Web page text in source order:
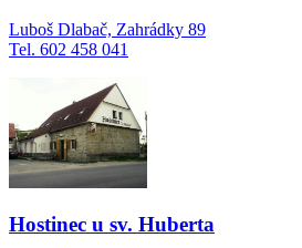
Luboš Dlabač, Zahrádky 89
Tel. 602 458 041
Hostinec u sv. Huberta